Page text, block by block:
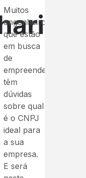
Muitos
engenheiros
que estão
em busca
de
empreender
têm
dúvidas
sobre qual
é o CNPJ
ideal para
a sua
empresa.
E será